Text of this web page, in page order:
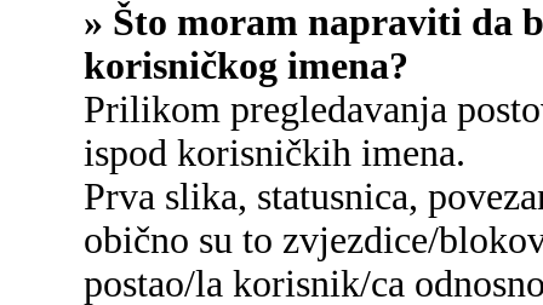
» Što moram napraviti da
korisničkog imena?
Prilikom pregledavanja
ispod korisničkih imena.
Prva slika, statusnica,
obično su to zvjezdice/
postao/la korisnik/ca